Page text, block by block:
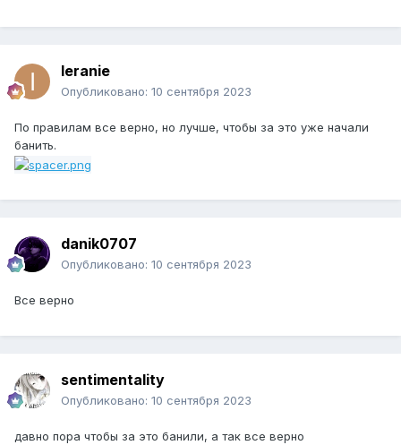
Ieranie
Опубликовано: 10 сентября 2023
По правилам все верно, но лучше, чтобы за это уже начали
банить.
danik0707
Опубликовано: 10 сентября 2023
Все верно
sentimentality
Опубликовано: 10 сентября 2023
давно пора чтобы за это банили, а так все верно